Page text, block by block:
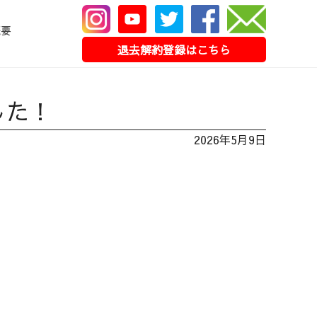
退去解約登録はこちら
！
2026年5月9日